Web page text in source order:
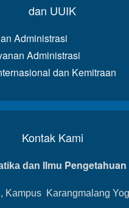
dan UUIK
Administrasi
Administrasi
dan Kemitraan
Kontak Kami
dan Ilmu
Kampus Karangmalang